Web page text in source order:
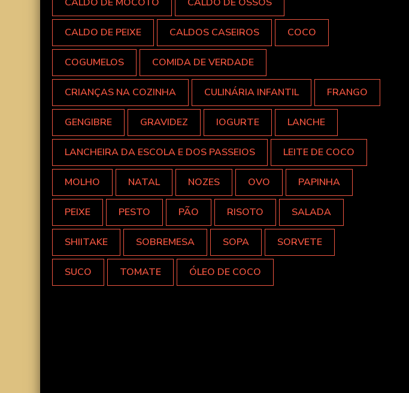
CALDO DE PEIXE CALDOS CASEIROS COCO
COGUMELOS COMIDA DE VERDADE
CRIANÇAS NA COZINHA CULINÁRIA INFANTIL FRANGO
GENGIBRE GRAVIDEZ IOGURTE LANCHE
LANCHEIRA DA ESCOLA E DOS PASSEIOS LEITE DE COCO
MOLHO NATAL NOZES OVO PAPINHA
PEIXE PESTO PÃO RISOTO SALADA
SHIITAKE SOBREMESA SOPA SORVETE
SUCO TOMATE ÓLEO DE COCO